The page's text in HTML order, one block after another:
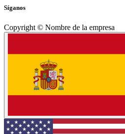
Síganos
Copyright © Nombre de la empresa